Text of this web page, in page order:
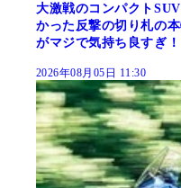
大激戦のコンパクト
かった反撃の切り札の
がマジで気持ち良すぎ！
2026年08月05日 11:30